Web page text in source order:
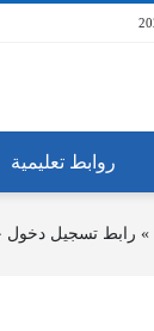
روابط تعليمية
» رابط تسجيل دخول